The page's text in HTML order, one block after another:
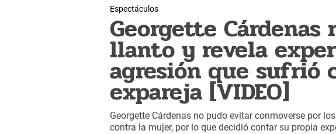
Espectáculos
Georgette Cárdenas
llanto y revela
agresión que sufrió
expareja [VIDEO]
Georgette Cárdenas no pudo evitar conmoverse por
contra la mujer, por lo que decidió contar su propia